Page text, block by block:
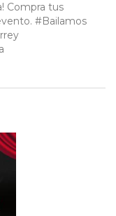
Compra tus
#Bailamos